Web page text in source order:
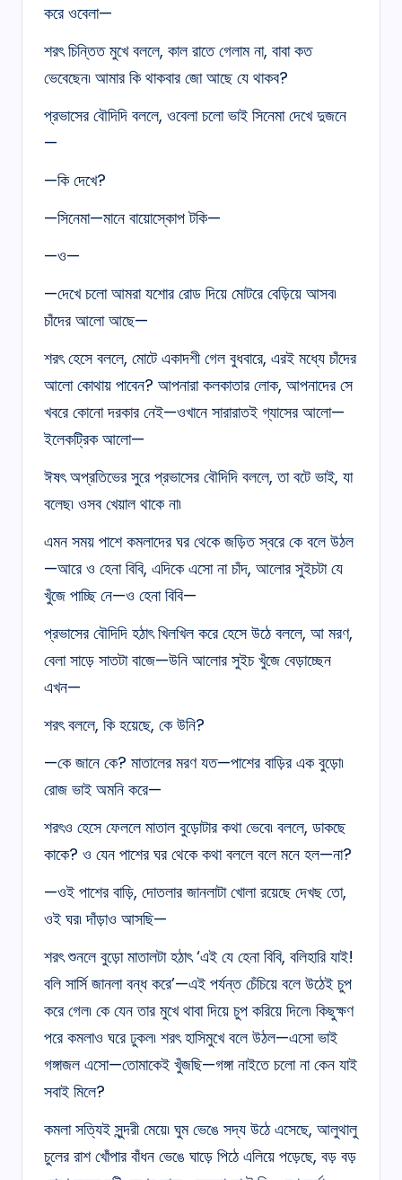
করে ওবেলা—
শরৎ চিন্তিত মুখে বললে, কাল রাতে গেলাম না, বাবা কত
ভেবেছেন৷ আমার কি থাকবার জো আছে যে থাকব?
প্রভাসের বৌদিদি বললে, ওবেলা চলো ভাই সিনেমা দেখে দুজনে
—
—কি দেখে?
—সিনেমা—মানে বায়োস্কোপ টকি—
—ও—
—দেখে চলো আমরা যশোর রোড দিয়ে মোটরে বেড়িয়ে আসব৷
চাঁদের আলো আছে—
শরৎ হেসে বললে, মোটে একাদশী গেল বুধবারে, এরই মধ্যে চাঁদের
আলো কোথায় পাবেন? আপনারা কলকাতার লোক, আপনাদের সে
খবরে কোনো দরকার নেই—ওখানে সারারাতই গ্যাসের আলো—
ইলেকট্রিক আলো—
ঈষৎ অপ্রতিভের সুরে প্রভাসের বৌদিদি বললে, তা বটে ভাই, যা
বলেছ৷ ওসব খেয়াল থাকে না৷
এমন সময় পাশে কমলাদের ঘর থেকে জড়িত স্বরে কে বলে উঠল
—আরে ও হেনা বিবি, এদিকে এসো না চাঁদ, আলোর সুইচটা যে
খুঁজে পাচ্ছি নে—ও হেনা বিবি—
প্রভাসের বৌদিদি হঠাৎ খিলখিল করে হেসে উঠে বললে, আ মরণ,
বেলা সাড়ে সাতটা বাজে—উনি আলোর সুইচ খুঁজে বেড়াচ্ছেন
এখন—
শরৎ বললে, কি হয়েছে, কে উনি?
—কে জানে কে? মাতালের মরণ যত—পাশের বাড়ির এক বুড়ো৷
রোজ ভাই অমনি করে—
শরৎও হেসে ফেললে মাতাল বুড়োটার কথা ভেবে৷ বললে, ডাকছে
কাকে? ও যেন পাশের ঘর থেকে কথা বললে বলে মনে হল—না?
—ওই পাশের বাড়ি, দোতলার জানলাটা খোলা রয়েছে দেখছ তো,
ওই ঘর৷ দাঁড়াও আসছি—
শরৎ শুনলে বুড়ো মাতালটা হঠাৎ ‘এই যে হেনা বিবি, বলিহারি যাই!
বলি সার্সি জানলা বন্ধ করে’—এই পর্যন্ত চেঁচিয়ে বলে উঠেই চুপ
করে গেল৷ কে যেন তার মুখে থাবা দিয়ে চুপ করিয়ে দিলে৷ কিছুক্ষণ
পরে কমলাও ঘরে ঢুকল৷ শরৎ হাসিমুখে বলে উঠল—এসো ভাই
গঙ্গাজল এসো—তোমাকেই খুঁজছি—গঙ্গা নাইতে চলো না কেন যাই
সবাই মিলে?
কমলা সত্যিই সুন্দরী মেয়ে৷ ঘুম ভেঙে সদ্য উঠে এসেছে, আলুথালু
চুলের রাশ খোঁপার বাঁধন ভেঙে ঘাড়ে পিঠে এলিয়ে পড়েছে, বড় বড়